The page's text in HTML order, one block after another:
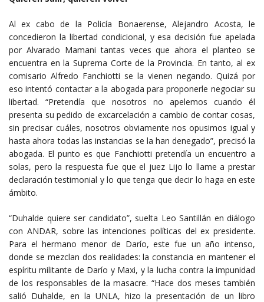
Al ex cabo de la Policía Bonaerense, Alejandro Acosta, le
concedieron la libertad condicional, y esa decisión fue apelada
por Alvarado Mamani tantas veces que ahora el planteo se
encuentra en la Suprema Corte de la Provincia. En tanto, al ex
comisario Alfredo Fanchiotti se la vienen negando. Quizá por
eso intentó contactar a la abogada para proponerle negociar su
libertad. “Pretendía que nosotros no apelemos cuando él
presenta su pedido de excarcelación a cambio de contar cosas,
sin precisar cuáles, nosotros obviamente nos opusimos igual y
hasta ahora todas las instancias se la han denegado”, precisó la
abogada. El punto es que Fanchiotti pretendía un encuentro a
solas, pero la respuesta fue que el juez Lijo lo llame a prestar
declaración testimonial y lo que tenga que decir lo haga en este
ámbito.
“Duhalde quiere ser candidato”, suelta Leo Santillán en diálogo
con ANDAR, sobre las intenciones políticas del ex presidente.
Para el hermano menor de Darío, este fue un año intenso,
donde se mezclan dos realidades: la constancia en mantener el
espíritu militante de Darío y Maxi, y la lucha contra la impunidad
de los responsables de la masacre. “Hace dos meses también
salió Duhalde, en la UNLA, hizo la presentación de un libro